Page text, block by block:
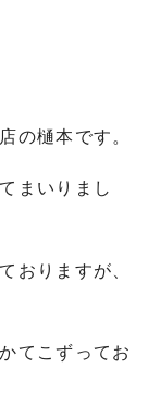
の樋本です。
まいりまし
おりますが、
てこずってお